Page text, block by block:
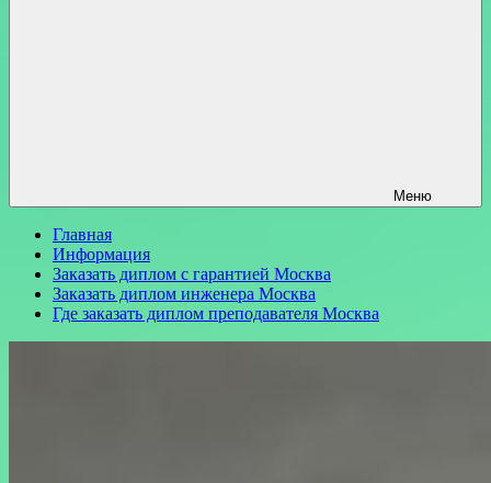
Меню
Главная
Информация
Заказать диплом с гарантией Москва
Заказать диплом инженера Москва
Где заказать диплом преподавателя Москва